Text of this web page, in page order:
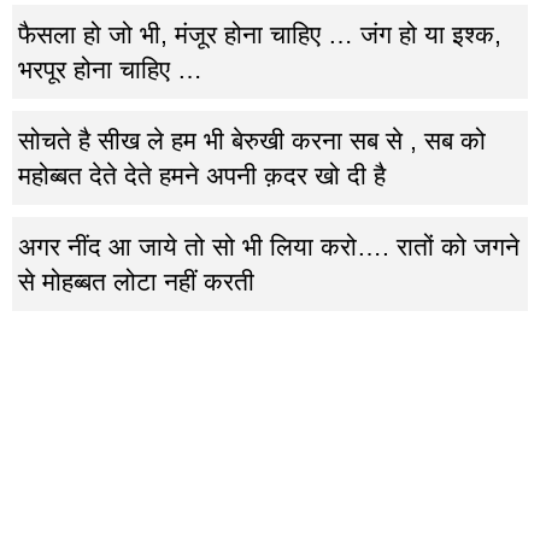
फैसला हो जो भी, मंजूर होना चाहिए … जंग हो या इश्क,
भरपूर होना चाहिए …
सोचते है सीख ले हम भी बेरुखी करना सब से , सब को
महोब्बत देते देते हमने अपनी क़दर खो दी है
अगर नींद आ जाये तो सो भी लिया करो…. रातों को जगने
से मोहब्बत लोटा नहीं करती